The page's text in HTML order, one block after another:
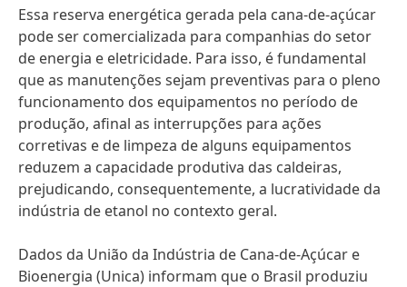
Essa reserva energética gerada pela cana-de-açúcar
pode ser comercializada para companhias do setor
de energia e eletricidade. Para isso, é fundamental
que as manutenções sejam preventivas para o pleno
funcionamento dos equipamentos no período de
produção, afinal as interrupções para ações
corretivas e de limpeza de alguns equipamentos
reduzem a capacidade produtiva das caldeiras,
prejudicando, consequentemente, a lucratividade da
indústria de etanol no contexto geral.
Dados da União da Indústria de Cana-de-Açúcar e
Bioenergia (Unica) informam que o Brasil produziu